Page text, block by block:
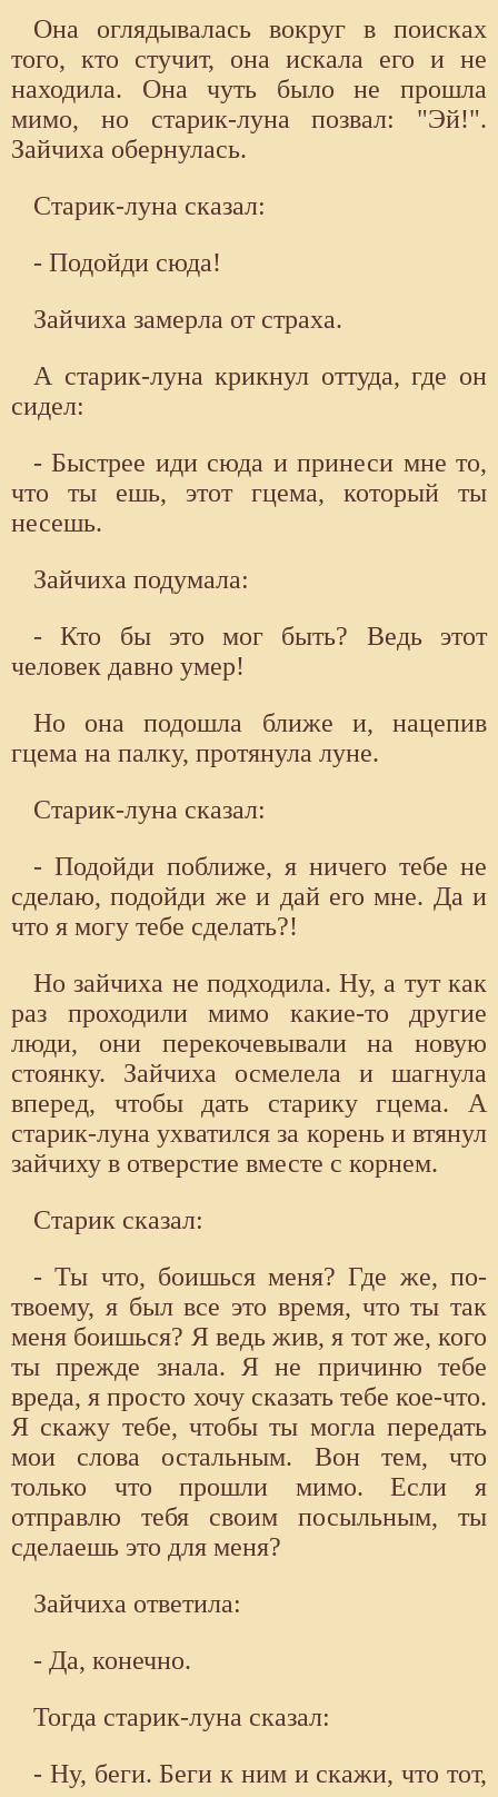
Она оглядывалась вокруг в поисках
того, кто стучит, она искала его и не
находила. Она чуть было не прошла
мимо, но старик-луна позвал: "Эй!".
Зайчиха обернулась.
Старик-луна сказал:
- Подойди сюда!
Зайчиха замерла от страха.
А старик-луна крикнул оттуда, где он
сидел:
- Быстрее иди сюда и принеси мне то,
что ты ешь, этот гцема, который ты
несешь.
Зайчиха подумала:
- Кто бы это мог быть? Ведь этот
человек давно умер!
Но она подошла ближе и, нацепив
гцема на палку, протянула луне.
Старик-луна сказал:
- Подойди поближе, я ничего тебе не
сделаю, подойди же и дай его мне. Да и
что я могу тебе сделать?!
Но зайчиха не подходила. Ну, а тут как
раз проходили мимо какие-то другие
люди, они перекочевывали на новую
стоянку. Зайчиха осмелела и шагнула
вперед, чтобы дать старику гцема. А
старик-луна ухватился за корень и втянул
зайчиху в отверстие вместе с корнем.
Старик сказал:
- Ты что, боишься меня? Где же, по-
твоему, я был все это время, что ты так
меня боишься? Я ведь жив, я тот же, кого
ты прежде знала. Я не причиню тебе
вреда, я просто хочу сказать тебе кое-что.
Я скажу тебе, чтобы ты могла передать
мои слова остальным. Вон тем, что
только что прошли мимо. Если я
отправлю тебя своим посыльным, ты
сделаешь это для меня?
Зайчиха ответила:
- Да, конечно.
Тогда старик-луна сказал:
- Ну, беги. Беги к ним и скажи, что тот,